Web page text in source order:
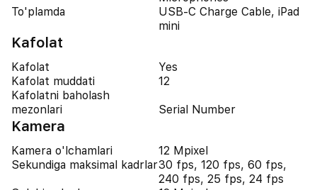
To'plamda
USB-C Charge Cable, iPad
mini
Kafolat
Kafolat
Yes
Kafolat muddati
12
Kafolatni baholash
mezonlari
Serial Number
Kamera
Kamera o'lchamlari
12 Mpixel
Sekundiga maksimal kadrlar30 fps, 120 fps, 60 fps,
240 fps, 25 fps, 24 fps